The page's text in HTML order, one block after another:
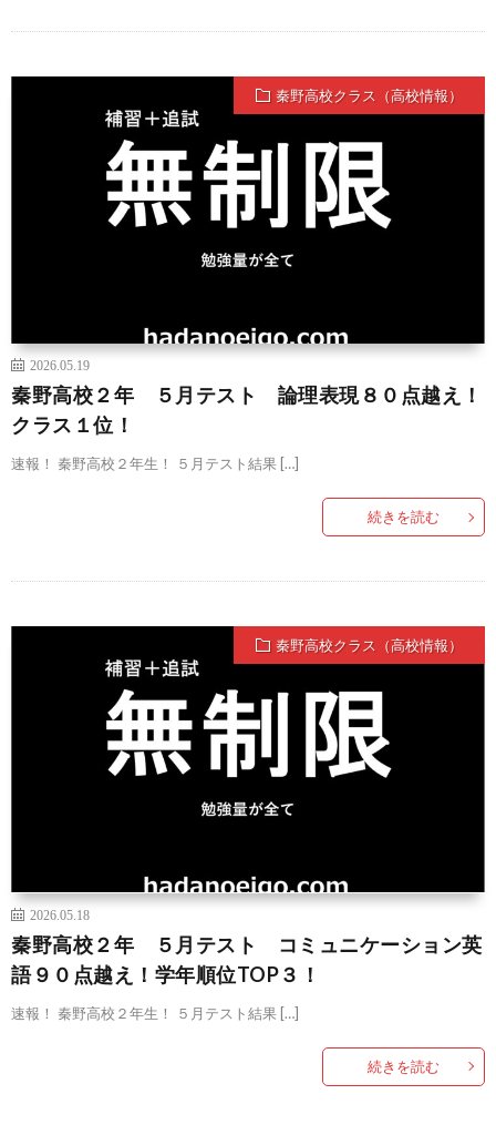
秦野高校クラス（高校情報）
2026.05.19
秦野高校２年 ５月テスト 論理表現８０点越え！
クラス１位！
速報！ 秦野高校２年生！ ５月テスト結果 […]
続きを読む
秦野高校クラス（高校情報）
2026.05.18
秦野高校２年 ５月テスト コミュニケーション英
語９０点越え！学年順位TOP３！
速報！ 秦野高校２年生！ ５月テスト結果 […]
続きを読む